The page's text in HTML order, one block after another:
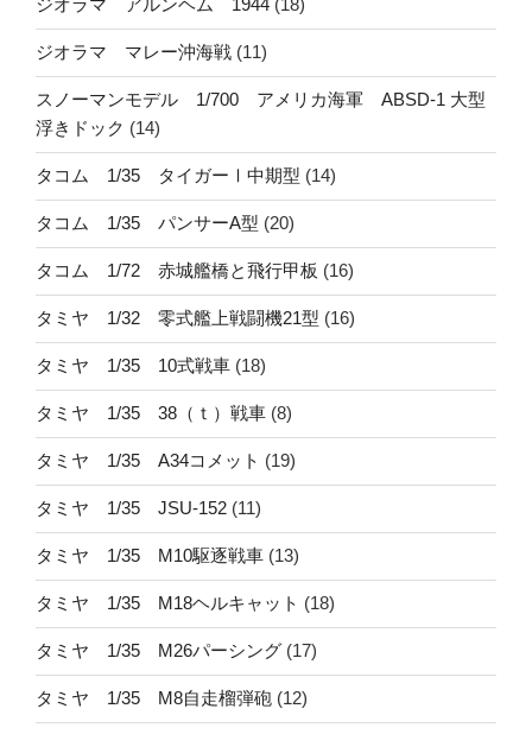
ジオラマ アルンヘム 1944 (18)
ジオラマ マレー沖海戦 (11)
スノーマンモデル 1/700 アメリカ海軍 ABSD-1 大型
浮きドック (14)
タコム 1/35 タイガーⅠ中期型 (14)
タコム 1/35 パンサーA型 (20)
タコム 1/72 赤城艦橋と飛行甲板 (16)
タミヤ 1/32 零式艦上戦闘機21型 (16)
タミヤ 1/35 10式戦車 (18)
タミヤ 1/35 38（ｔ）戦車 (8)
タミヤ 1/35 A34コメット (19)
タミヤ 1/35 JSU-152 (11)
タミヤ 1/35 M10駆逐戦車 (13)
タミヤ 1/35 M18ヘルキャット (18)
タミヤ 1/35 M26パーシング (17)
タミヤ 1/35 M8自走榴弾砲 (12)